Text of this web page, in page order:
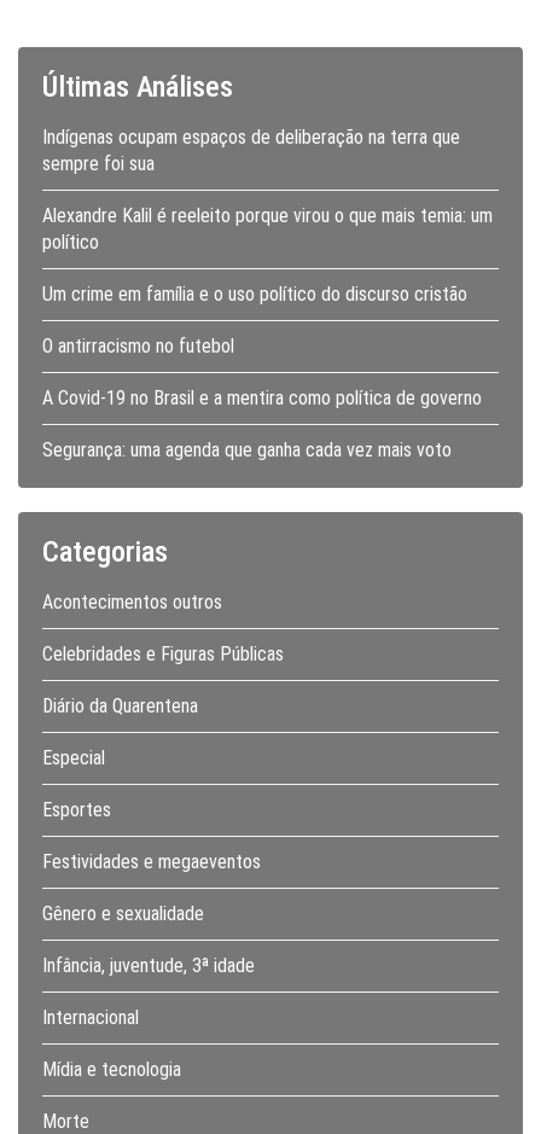
Últimas Análises
Indígenas ocupam espaços de deliberação na terra que
sempre foi sua
Alexandre Kalil é reeleito porque virou o que mais temia: um
político
Um crime em família e o uso político do discurso cristão
O antirracismo no futebol
A Covid-19 no Brasil e a mentira como política de governo
Segurança: uma agenda que ganha cada vez mais voto
Categorias
Acontecimentos outros
Celebridades e Figuras Públicas
Diário da Quarentena
Especial
Esportes
Festividades e megaeventos
Gênero e sexualidade
Infância, juventude, 3ª idade
Internacional
Mídia e tecnologia
Morte